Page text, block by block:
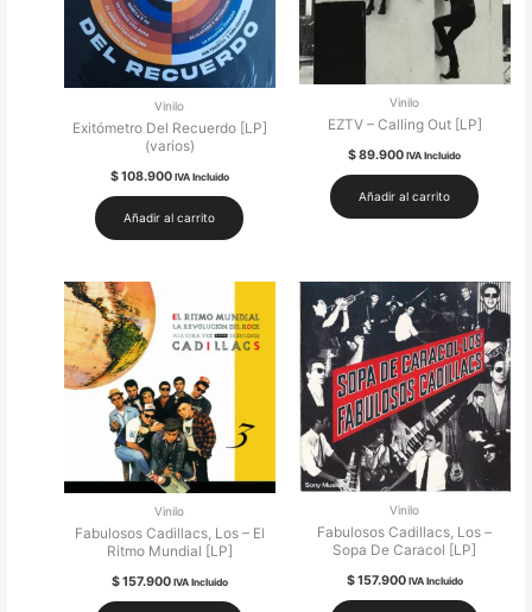
Vinilo
Exitómetro Del Recuerdo [LP]
(varios)
$108.900 IVA Incluido
Añadir al carrito
Vinilo
EZTV – Calling Out [LP]
$89.900 IVA Incluido
Añadir al carrito
Vinilo
Fabulosos Cadillacs, Los – El
Ritmo Mundial [LP]
$157.900 IVA Incluido
Vinilo
Fabulosos Cadillacs, Los –
Sopa De Caracol [LP]
$157.900 IVA Incluido